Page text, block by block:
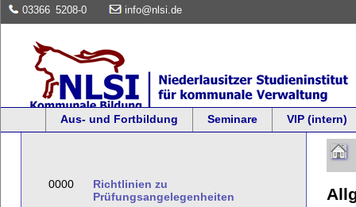
03366 5208-0 info@nlsi.de
Aus- und Fortbildung Seminare VIP (intern)
0000
Richtlinien zu
Prüfungsangelegenheiten